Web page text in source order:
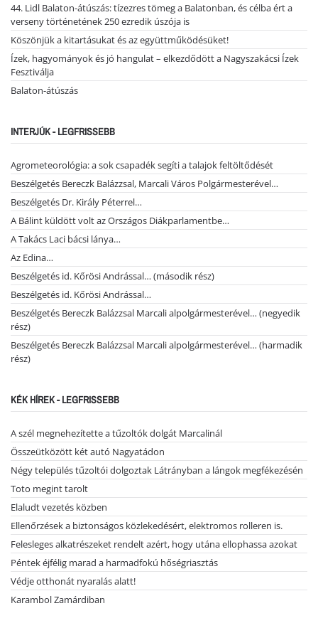
44. Lidl Balaton-átúszás: tízezres tömeg a Balatonban, és célba ért a
verseny történetének 250 ezredik úszója is
Köszönjük a kitartásukat és az együttműködésüket!
Ízek, hagyományok és jó hangulat – elkezdődött a Nagyszakácsi Ízek
Fesztiválja
Balaton-átúszás
INTERJÚK - LEGFRISSEBB
Agrometeorológia: a sok csapadék segíti a talajok feltöltődését
Beszélgetés Bereczk Balázzsal, Marcali Város Polgármesterével…
Beszélgetés Dr. Király Péterrel…
A Bálint küldött volt az Országos Diákparlamentbe…
A Takács Laci bácsi lánya…
Az Edina…
Beszélgetés id. Kőrösi Andrással… (második rész)
Beszélgetés id. Kőrösi Andrással…
Beszélgetés Bereczk Balázzsal Marcali alpolgármesterével… (negyedik
rész)
Beszélgetés Bereczk Balázzsal Marcali alpolgármesterével… (harmadik
rész)
KÉK HÍREK - LEGFRISSEBB
A szél megnehezítette a tűzoltók dolgát Marcalinál
Összeütközött két autó Nagyatádon
Négy település tűzoltói dolgoztak Látrányban a lángok megfékezésén
Toto megint tarolt
Elaludt vezetés közben
Ellenőrzések a biztonságos közlekedésért, elektromos rolleren is.
Felesleges alkatrészeket rendelt azért, hogy utána ellophassa azokat
Péntek éjfélig marad a harmadfokú hőségriasztás
Védje otthonát nyaralás alatt!
Karambol Zamárdiban